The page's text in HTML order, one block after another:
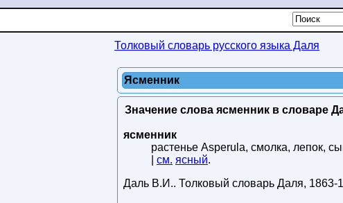
Толковый словарь русского языка Даля
Ясменник
Значение слова ясменник в словаре
ясменник
растенье Asperula, смолка, лепок,
см. ясный.
Даль В.И.. Толковый словарь Даля, 1863-